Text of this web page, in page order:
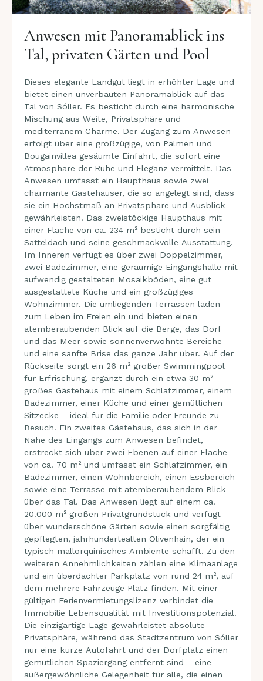
Anwesen mit Panoramablick ins
Tal, privaten Gärten und Pool
Dieses elegante Landgut liegt in erhöhter Lage und
bietet einen unverbauten Panoramablick auf das
Tal von Sóller. Es besticht durch eine harmonische
Mischung aus Weite, Privatsphäre und
mediterranem Charme. Der Zugang zum Anwesen
erfolgt über eine großzügige, von Palmen und
Bougainvillea gesäumte Einfahrt, die sofort eine
Atmosphäre der Ruhe und Eleganz vermittelt. Das
Anwesen umfasst ein Haupthaus sowie zwei
charmante Gästehäuser, die so angelegt sind, dass
sie ein Höchstmaß an Privatsphäre und Ausblick
gewährleisten. Das zweistöckige Haupthaus mit
einer Fläche von ca. 234 m² besticht durch sein
Satteldach und seine geschmackvolle Ausstattung.
Im Inneren verfügt es über zwei Doppelzimmer,
zwei Badezimmer, eine geräumige Eingangshalle mit
aufwendig gestalteten Mosaikböden, eine gut
ausgestattete Küche und ein großzügiges
Wohnzimmer. Die umliegenden Terrassen laden
zum Leben im Freien ein und bieten einen
atemberaubenden Blick auf die Berge, das Dorf
und das Meer sowie sonnenverwöhnte Bereiche
und eine sanfte Brise das ganze Jahr über. Auf der
Rückseite sorgt ein 26 m² großer Swimmingpool
für Erfrischung, ergänzt durch ein etwa 30 m²
großes Gästehaus mit einem Schlafzimmer, einem
Badezimmer, einer Küche und einer gemütlichen
Sitzecke – ideal für die Familie oder Freunde zu
Besuch. Ein zweites Gästehaus, das sich in der
Nähe des Eingangs zum Anwesen befindet,
erstreckt sich über zwei Ebenen auf einer Fläche
von ca. 70 m² und umfasst ein Schlafzimmer, ein
Badezimmer, einen Wohnbereich, einen Essbereich
sowie eine Terrasse mit atemberaubendem Blick
über das Tal. Das Anwesen liegt auf einem ca.
20.000 m² großen Privatgrundstück und verfügt
über wunderschöne Gärten sowie einen sorgfältig
gepflegten, jahrhundertealten Olivenhain, der ein
typisch mallorquinisches Ambiente schafft. Zu den
weiteren Annehmlichkeiten zählen eine Klimaanlage
und ein überdachter Parkplatz von rund 24 m², auf
dem mehrere Fahrzeuge Platz finden. Mit einer
gültigen Ferienvermietungslizenz verbindet die
Immobilie Lebensqualität mit Investitionspotenzial.
Die einzigartige Lage gewährleistet absolute
Privatsphäre, während das Stadtzentrum von Sóller
nur eine kurze Autofahrt und der Dorfplatz einen
gemütlichen Spaziergang entfernt sind – eine
außergewöhnliche Gelegenheit für alle, die einen